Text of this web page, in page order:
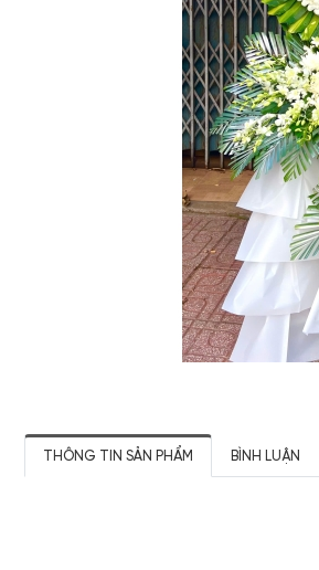
THÔNG TIN SẢN PHẨM BÌNH LUẬN